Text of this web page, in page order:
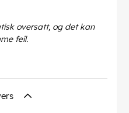
oversatt, og det kan
feil.